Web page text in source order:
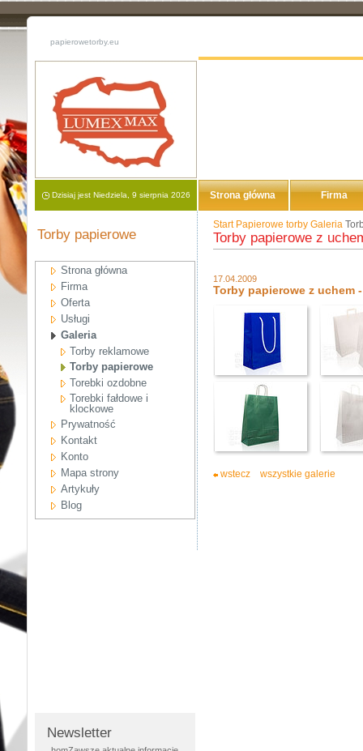
papierowetorby.eu
Dzisiaj jest Niedziela, 9 sierpnia 2026 Strona główna Firma
Konto
Torby papierowe
Strona główna
Firma
Oferta
Usługi
Galeria
Torby reklamowe
Torby papierowe
Torebki ozdobne
Torebki fałdowe i
klockowe
Prywatność
Kontakt
Konto
Mapa strony
Artykuły
Blog
Newsletter
Start Papierowe torby Galeria
Torby papierowe z
17.04.2009
Torby papierowe z uchem
wstecz wszystkie galerie